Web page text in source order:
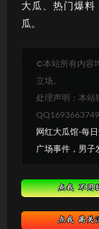
大瓜、热门爆料
瓜。
©本站所有内容
立场。
处理声明：本站
QQ1693663749
网红大瓜馆-每
广场事件，男子